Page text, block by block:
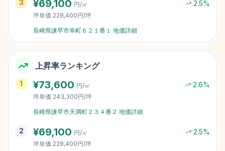
3 ¥69,100 円/㎡ 2.5%
坪単価 228,400円/坪
長崎県諫早市幸町６２１番１ 地価詳細
上昇率ランキング
1 ¥73,600 円/㎡ 2.6%
坪単価 243,300円/坪
長崎県諫早市天満町２３４番２ 地価詳細
2 ¥69,100 円/㎡ 2.5%
坪単価 228,400円/坪